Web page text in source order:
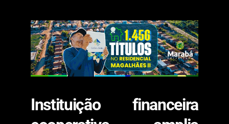
Instituição financeira